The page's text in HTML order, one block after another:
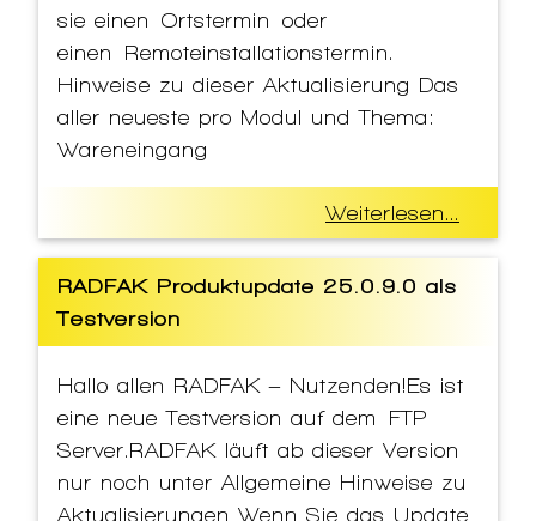
sie einen Ortstermin oder
einen Remoteinstallationstermin.
Hinweise zu dieser Aktualisierung Das
aller neueste pro Modul und Thema:
Wareneingang
Weiterlesen...
RADFAK Produktupdate 25.0.9.0 als
Testversion
Hallo allen RADFAK – Nutzenden!Es ist
eine neue Testversion auf dem FTP
Server.RADFAK läuft ab dieser Version
nur noch unter Allgemeine Hinweise zu
Aktualisierungen Wenn Sie das Update